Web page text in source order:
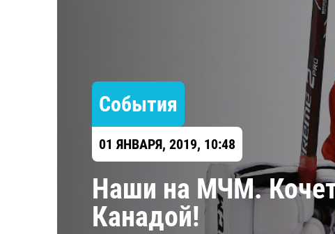
События
01 ЯНВАРЯ, 2019, 10:48
​Наши на МЧМ.
Канадой!